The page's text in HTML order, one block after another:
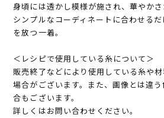
身頃には透かし模様が施され、華やかさ
シンプルなコーディネートに合わせる
を放つ一着。
＜レシピで使用している糸について＞
販売終了などにより使用している糸や
場合がございます。また、画像とは違
合もございます。
詳しくはお問い合わせください。